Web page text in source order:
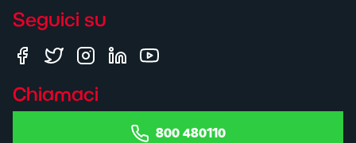
Seguici su
Chiamaci
800 480110